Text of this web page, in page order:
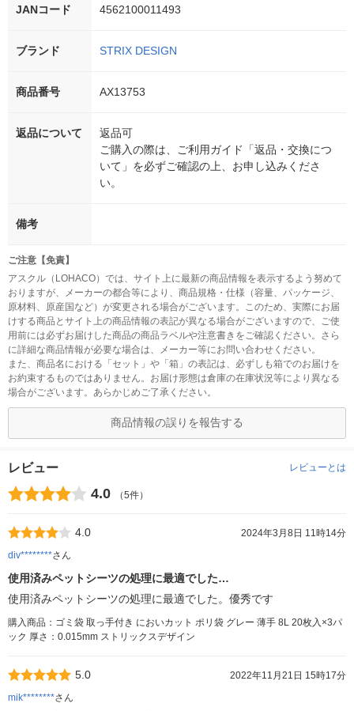
JANコード 4562100011493
ブランド STRIX DESIGN
商品番号 AX13753
返品について
返品可
ご購入の際は、ご利用ガイド「返品・交換につ
いて」を必ずご確認の上、お申し込みくださ
い。
備考
ご注意【免責】
アスクル（LOHACO）では、サイト上に最新の商品情報を表示するよう努めて
おりますが、メーカーの都合等により、商品規格・仕様（容量、パッケージ、
原材料、原産国など）が変更される場合がございます。このため、実際にお届
けする商品とサイト上の商品情報の表記が異なる場合がございますので、ご使
用前には必ずお届けした商品の商品ラベルや注意書きをご確認ください。さら
に詳細な商品情報が必要な場合は、メーカー等にお問い合わせください。
また、商品名における「セット」や「箱」の表記は、必ずしも箱でのお届けを
お約束するものではありません。お届け形態は倉庫の在庫状況等により異なる
場合がございます。あらかじめご了承ください。
商品情報の誤りを報告する
レビュー レビューとは
4.0 （5件）
4.0
2024年3月8日 11時14分
div********さん
使用済みペットシーツの処理に最適でした…
使用済みペットシーツの処理に最適でした。優秀です
購入商品：ゴミ袋 取っ手付き においカット ポリ袋 グレー 薄手 8L 20枚入×3パ
ック 厚さ：0.015mm ストリックスデザイン
5.0
2022年11月21日 15時17分
mik********さん